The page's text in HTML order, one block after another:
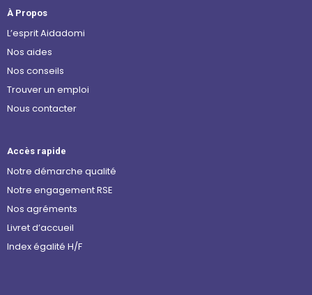
À Propos
L’esprit Aidadomi
Nos aides
Nos conseils
Trouver un emploi
Nous contacter
Accès rapide
Notre démarche qualité
Notre engagement RSE
Nos agréments
Livret d’accueil
Index égalité H/F